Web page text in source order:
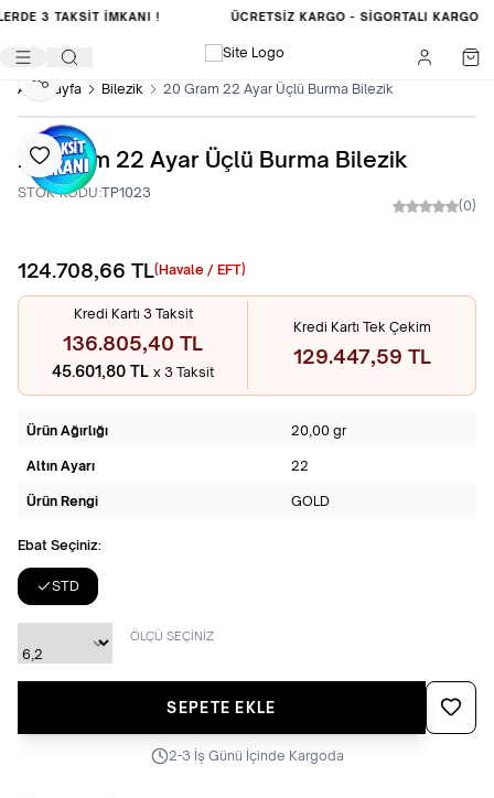
3 TAKSİT İMKANI ! ÜCRETSIZ KARGO - SIGORTALI KARGO
Ana Sayfa Bilezik 20 Gram 22 Ayar Üçlü Burma Bilezik
Favoriye Ekle
Paylaş
20 Gram 22 Ayar Üçlü Burma Bilezik
STOK KODU:TP1023
(0)
124.708,66 TL(Havale / EFT)
Kredi Kartı 3 Taksit
136.805,40 TL
45.601,80 TL x 3 Taksit
Kredi Kartı Tek Çekim
129.447,59 TL
Ürün Ağırlığı 20,00 gr
Altın Ayarı 22
Ürün Rengi GOLD
Ebat Seçiniz:
STD
ÖLÇÜ SEÇİNİZ
SEPETE EKLE
2-3 İş Günü İçinde Kargoda